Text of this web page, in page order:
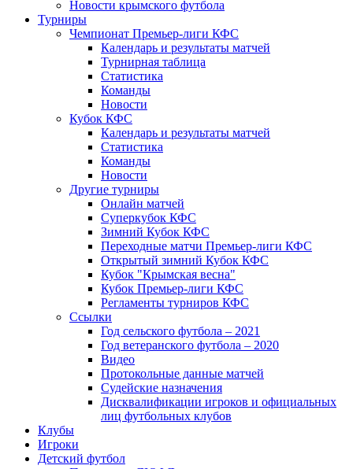
Новости крымского футбола
Турниры
Чемпионат Премьер-лиги КФС
Календарь и результаты матчей
Турнирная таблица
Статистика
Команды
Новости
Кубок КФС
Календарь и результаты матчей
Статистика
Команды
Новости
Другие турниры
Онлайн матчей
Суперкубок КФС
Зимний Кубок КФС
Переходные матчи Премьер-лиги КФС
Открытый зимний Кубок КФС
Кубок "Крымская весна"
Кубок Премьер-лиги КФС
Регламенты турниров КФС
Ссылки
Год сельского футбола – 2021
Год ветеранского футбола – 2020
Видео
Протокольные данные матчей
Судейские назначения
Дисквалификации игроков и официальных
лиц футбольных клубов
Клубы
Игроки
Детский футбол